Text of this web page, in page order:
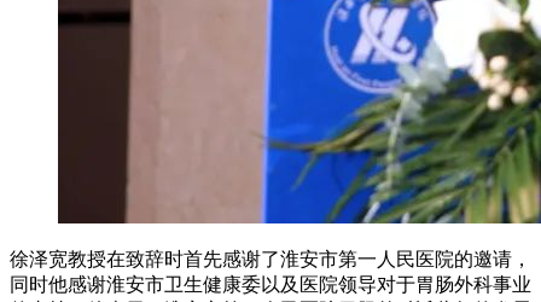
徐泽宽教授在致辞时首先感谢了淮安市第一人民医院的邀请，
同时他感谢淮安市卫生健康委以及医院领导对于胃肠外科事业